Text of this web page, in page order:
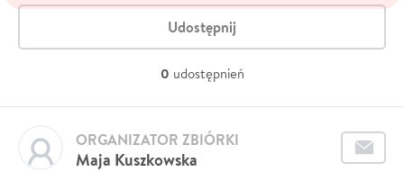
Udostępnij
0 udostępnień
Maja Kuszkowska
ORGANIZATOR ZBIÓRKI